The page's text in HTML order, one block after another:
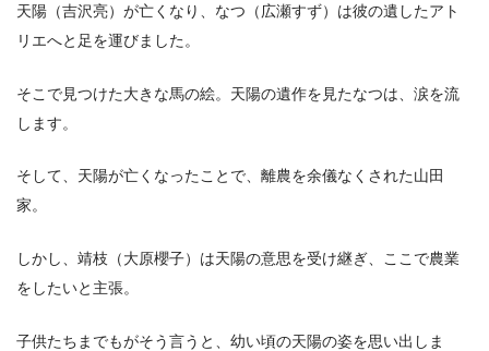
天陽（吉沢亮）が亡くなり、なつ（広瀬すず）は彼の遺したアト
リエへと足を運びました。
そこで見つけた大きな馬の絵。天陽の遺作を見たなつは、涙を流
します。
そして、天陽が亡くなったことで、離農を余儀なくされた山田
家。
しかし、靖枝（大原櫻子）は天陽の意思を受け継ぎ、ここで農業
をしたいと主張。
子供たちまでもがそう言うと、幼い頃の天陽の姿を思い出しま